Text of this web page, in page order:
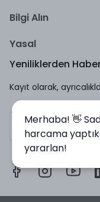
Bilgi Alın
Yasal
Yeniliklerden
Kayıt olarak,
Merhaba! 👋
harcama
yararlan!